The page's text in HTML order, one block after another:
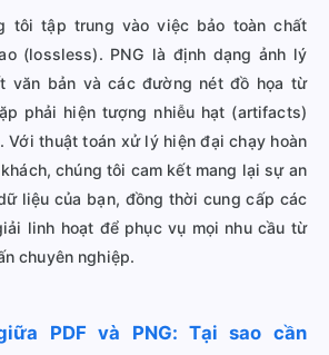
tôi tập trung vào việc bảo toàn chất
(lossless). PNG là định dạng ảnh lý
văn bản và các đường nét đồ họa từ
phải hiện tượng nhiễu hạt (artifacts)
Với thuật toán xử lý hiện đại chạy hoàn
chúng tôi cam kết mang lại sự an
liệu của bạn, đồng thời cung cấp các
linh hoạt để phục vụ mọi nhu cầu từ
chuyên nghiệp.
PDF và PNG: Tại sao cần